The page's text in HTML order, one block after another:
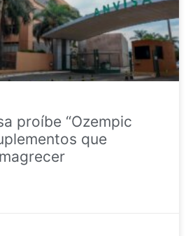
proíbe “Ozempic
que